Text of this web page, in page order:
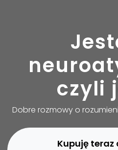
czyli
Dobre rozmowy o
Kupuję teraz